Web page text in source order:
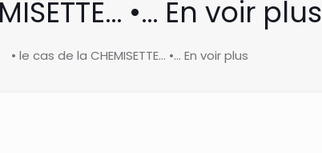
•… En voir plus
• le cas de la CHEMISETTE… •… En voir plus